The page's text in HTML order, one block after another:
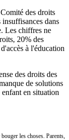
des droits
dans
Les chiffres ne
20% des
à l'éducation
des droits des
de solutions
en situation
les choses. Parents,